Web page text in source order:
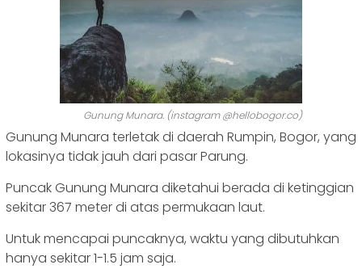
Gunung Munara. (instagram @hellobogor.co)
Gunung Munara terletak di daerah Rumpin, Bogor, yang
lokasinya tidak jauh dari pasar Parung.
Puncak Gunung Munara diketahui berada di ketinggian
sekitar 367 meter di atas permukaan laut.
Untuk mencapai puncaknya, waktu yang dibutuhkan
hanya sekitar 1-1.5 jam saja.